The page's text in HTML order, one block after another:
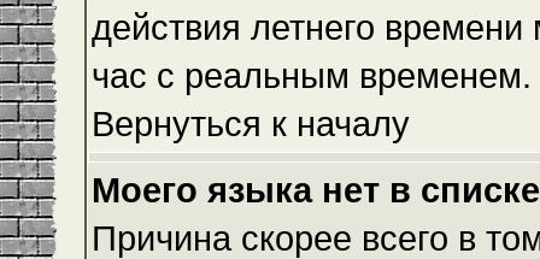
действия летнего
час с реальным временем.
Вернуться к началу
Моего языка нет в
Причина скорее всего в